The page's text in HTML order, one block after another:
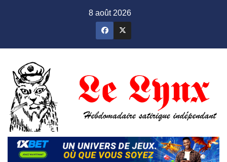
8 août 2026